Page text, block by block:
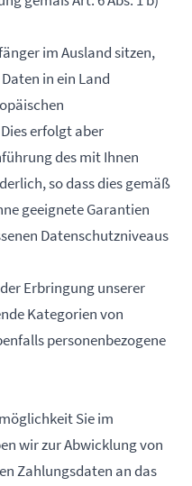
im Ausland sitzen,
in ein Land
erfolgt aber
des mit Ihnen
so dass dies gemäß
geeignete Garantien
Datenschutzniveaus
Erbringung unserer
Kategorien von
personenbezogene
Sie im
wir zur Abwicklung von
Zahlungsdaten an das